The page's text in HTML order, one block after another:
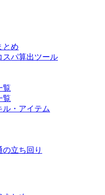
とめ
スパ算出ツール
覧
覧
・アイテム
立ち回り